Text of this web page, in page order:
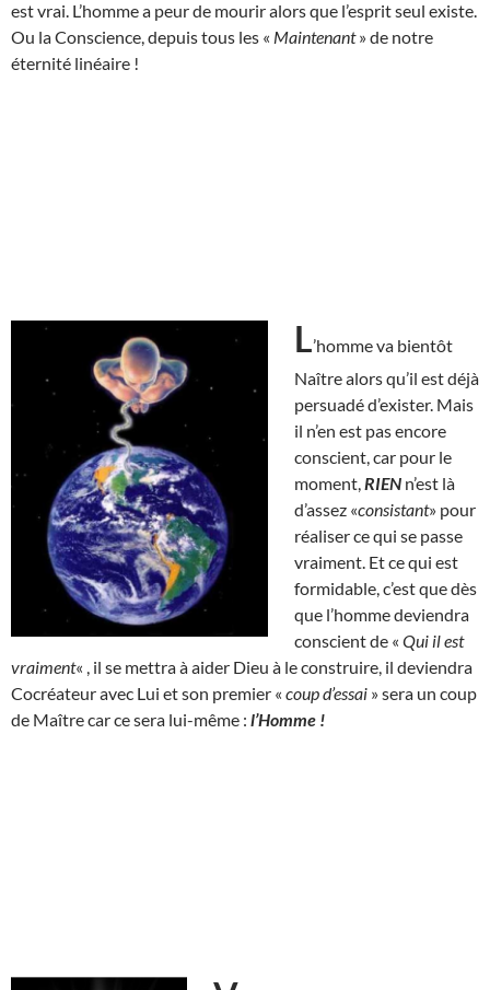
est vrai. L’homme a peur de mourir alors que l’esprit seul existe.
Ou la Conscience, depuis tous les « Maintenant» de notre
éternité linéaire !
L’homme va bientôt
Naître alors qu’il est déjà
persuadé d’exister. Mais
il n’en est pas encore
conscient, car pour le
moment, RIEN n’est là
d’assez «consistant» pour
réaliser ce qui se passe
vraiment. Et ce qui est
formidable, c’est que dès
que l’homme deviendra
conscient de « Qui il est
vraiment« , il se mettra à aider Dieu à le construire, il deviendra
Cocréateur avec Lui et son premier « coup d’essai » sera un coup
de Maître car ce sera lui-même : l’Homme !